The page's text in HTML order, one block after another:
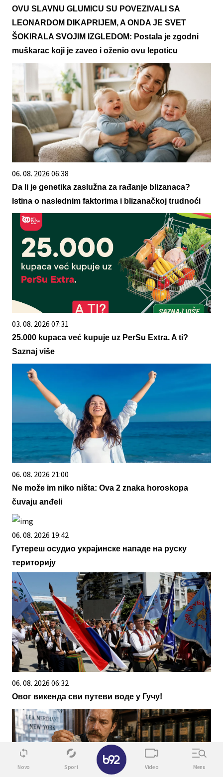
OVU SLAVNU GLUMICU SU POVEZIVALI SA
LEONARDOM DIKAPRIJEM, A ONDA JE SVET
ŠOKIRALA SVOJIM IZGLEDOM: Postala je zgodni
muškarac koji je zaveo i oženio ovu lepoticu
06. 08. 2026 06:38
Da li je genetika zaslužna za rađanje blizanaca?
Istina o naslednim faktorima i blizanačkoj trudnoći
03. 08. 2026 07:31
25.000 kupaca već kupuje uz PerSu Extra. A ti?
Saznaj više
06. 08. 2026 21:00
Ne može im niko ništa: Ova 2 znaka horoskopa
čuvaju anđeli
06. 08. 2026 19:42
Гутереш осудио украјинске нападе на руску
територију
06. 08. 2026 06:32
Овог викенда сви путеви воде у Гучу!
Novo Sport Video Menu
✕